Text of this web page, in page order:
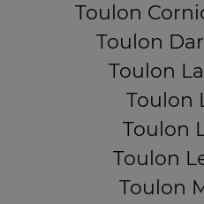
Toulon
Toulon
Toulon
Toulon
Toulon
Toulon
Toulon